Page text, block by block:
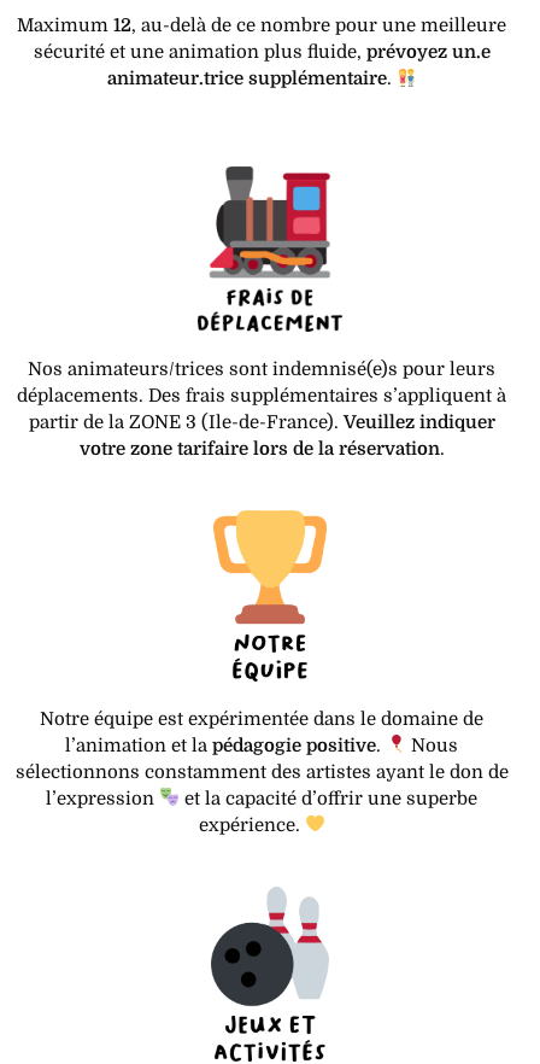
Maximum12, au-delà de ce nombre pour une meilleure
sécurité et une animation plus fluide, prévoyez un.e
animateur.trice supplémentaire.
Nos animateurs/trices sont indemnisé(e)s pour leurs
déplacements. Des frais supplémentaires s’appliquent à
partir de la ZONE 3 (Ile-de-France).Veuillez indiquer
votre zone tarifaire lors de la réservation.
Notre équipe est expérimentée dans le domaine de
l’animation et lapédagogie positive.
Nous
sélectionnons constamment des artistes ayant le don de
l’expression
et la capacité d’offrir une superbe
expérience.